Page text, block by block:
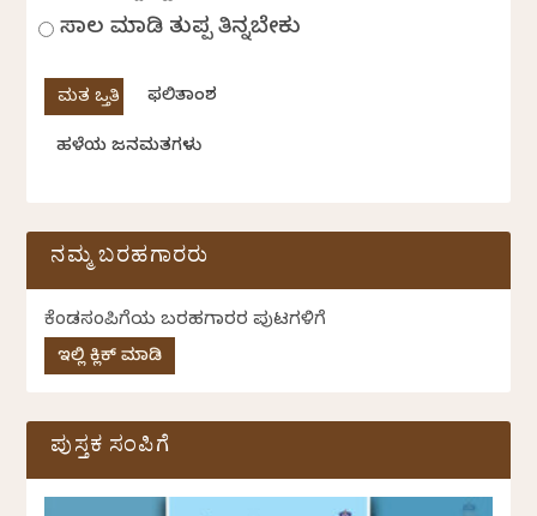
ಸಾಲ ಮಾಡಿ ತುಪ್ಪ ತಿನ್ನಬೇಕು
ಫಲಿತಾಂಶ
ಹಳೆಯ ಜನಮತಗಳು
ನಮ್ಮ ಬರಹಗಾರರು
ಕೆಂಡಸಂಪಿಗೆಯ ಬರಹಗಾರರ ಪುಟಗಳಿಗೆ
ಇಲ್ಲಿ ಕ್ಲಿಕ್ ಮಾಡಿ
ಪುಸ್ತಕ ಸಂಪಿಗೆ